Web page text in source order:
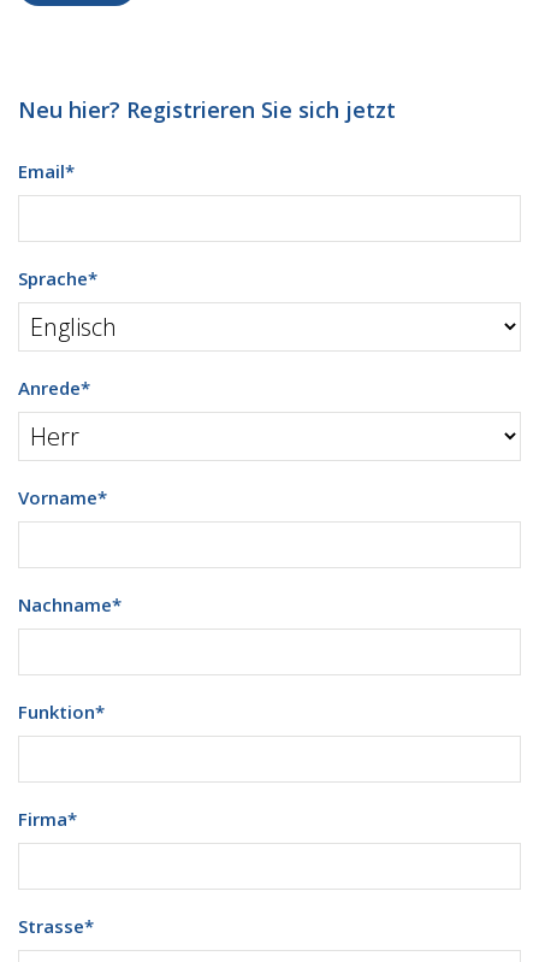
Neu hier? Registrieren Sie sich jetzt
Email*
Sprache*
Anrede*
Vorname*
Nachname*
Funktion*
Firma*
Strasse*